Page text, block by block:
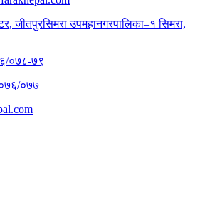
जीतपुरसिमरा उपमहानगरपालिका–१ सिमरा,
०७८-७९
०७७